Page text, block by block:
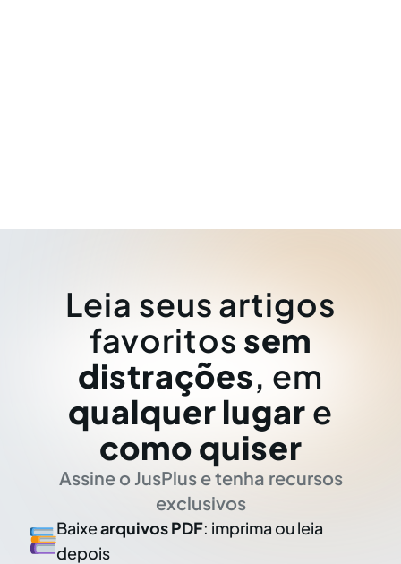
Leia seus artigos
favoritos sem
distrações, em
qualquer lugar e
como quiser
Assine o JusPlus e tenha recursos
exclusivos
Baixearquivos PDF: imprima ou leia
depois